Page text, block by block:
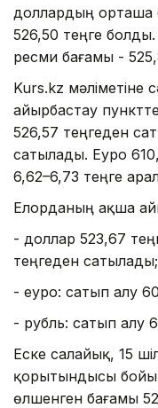
доллардың орташа
526,50 теңге болды.
ресми бағамы -
Kurs.kz
айырбастау
526,57 теңгеден
сатылады. Еуро
6,62–6,73 теңге
Елорданың ақша
- доллар 523,67
теңгеден сатылады;
- еуро: сатып алу
- рубль: сатып алу
Еске салайық, 15
қорытындысы
өлшенген бағамы